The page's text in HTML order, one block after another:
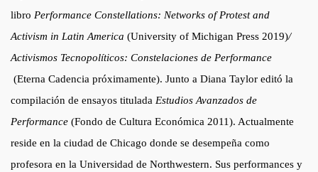
libro Performance Constellations: Networks of Protest and
Activism in Latin America (University of Michigan Press 2019)/
Activismos Tecnopolíticos: Constelaciones de Performance
(Eterna Cadencia próximamente). Junto a Diana Taylor editó la
compilación de ensayos titulada Estudios Avanzados de
Performance (Fondo de Cultura Económica 2011). Actualmente
reside en la ciudad de Chicago donde se desempeña como
profesora en la Universidad de Northwestern. Sus performances y